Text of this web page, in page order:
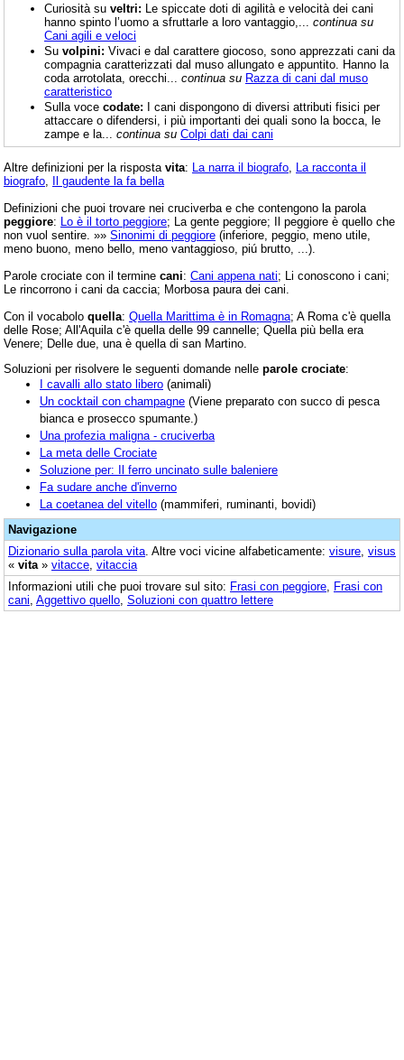
Curiosità su veltri: Le spiccate doti di agilità e velocità dei cani
hanno spinto l’uomo a sfruttarle a loro vantaggio,... continua su
Cani agili e veloci
Su volpini: Vivaci e dal carattere giocoso, sono apprezzati cani da
compagnia caratterizzati dal muso allungato e appuntito. Hanno la
coda arrotolata, orecchi... continua su Razza di cani dal muso
caratteristico
Sulla voce codate: I cani dispongono di diversi attributi fisici per
attaccare o difendersi, i più importanti dei quali sono la bocca, le
zampe e la... continua su Colpi dati dai cani
Altre definizioni per la risposta vita: La narra il biografo La racconta il
biografo Il gaudente la fa bella
Definizioni che puoi trovare nei cruciverba e che contengono la parola
peggiore: Lo è il torto peggiore; La gente peggiore; Il peggiore è quello che
non vuol sentire. »» Sinonimi di peggiore (inferiore, peggio, meno utile,
meno buono, meno bello, meno vantaggioso, piú brutto, ...).
Parole crociate con il termine cani: Cani appena nati; Li conoscono i cani;
Le rincorrono i cani da caccia; Morbosa paura dei cani.
Con il vocabolo quella: Quella Marittima è in Romagna; A Roma c'è quella
delle Rose; All'Aquila c'è quella delle 99 cannelle; Quella più bella era
Venere; Delle due, una è quella di san Martino.
Soluzioni per risolvere le seguenti domande nelle parole crociate:
I cavalli allo stato libero (animali)
Un cocktail con champagne (Viene preparato con succo di pesca
bianca e prosecco spumante.)
Una profezia maligna - cruciverba
La meta delle Crociate
Soluzione per: Il ferro uncinato sulle baleniere
Fa sudare anche d'inverno
La coetanea del vitello (mammiferi, ruminanti, bovidi)
Navigazione
Dizionario sulla parola vita . Altre voci vicine alfabeticamente: visure visus
« vita » vitacce vitaccia
Informazioni utili che puoi trovare sul sito: Frasi con peggiore Frasi con
cani Aggettivo quello Soluzioni con quattro lettere